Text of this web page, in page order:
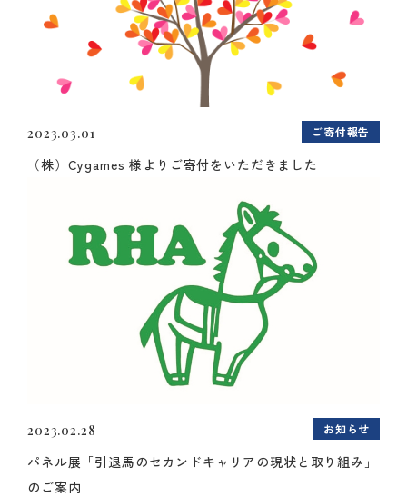
2023.03.01 ご寄付報告
（株）Cygames 様よりご寄付をいただきました
2023.02.28 お知らせ
パネル展「引退馬のセカンドキャリアの現状と取り組み」
のご案内